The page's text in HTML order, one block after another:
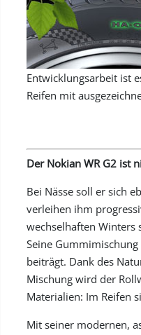
Entwicklungsarbeit ist
Reifen mit
Der Nokian WR G2 ist
Bei Nässe soll er sich
verleihen ihm
wechselhaften Winters
Seine
beiträgt. Dank des
Mischung wird der
Materialien: Im Reifen
Mit seiner modernen,